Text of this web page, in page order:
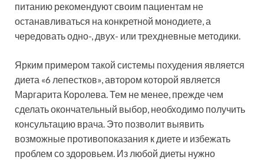
питанию рекомендуют своим пациентам не
останавливаться на конкретной монодиете, а
чередовать одно-, двух- или трехдневные методики.
Ярким примером такой системы похудения является
диета «6 лепестков», автором которой является
Маргарита Королева. Тем не менее, прежде чем
сделать окончательный выбор, необходимо получить
консультацию врача. Это позволит выявить
возможные противопоказания к диете и избежать
проблем со здоровьем. Из любой диеты нужно